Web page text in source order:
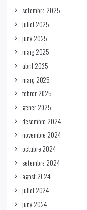
setembre 2025
juliol 2025
juny 2025
maig 2025
abril 2025
març 2025
febrer 2025
gener 2025
desembre 2024
novembre 2024
octubre 2024
setembre 2024
agost 2024
juliol 2024
juny 2024